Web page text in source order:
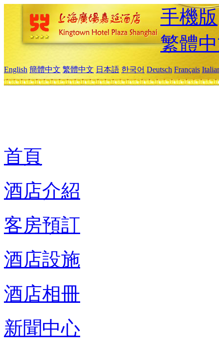
手機版
繁體
English 簡體中文 繁體中文 日本語 한국어 Deutsch Français
首頁
酒店介紹
客房預訂
酒店設施
酒店相冊
新聞中心